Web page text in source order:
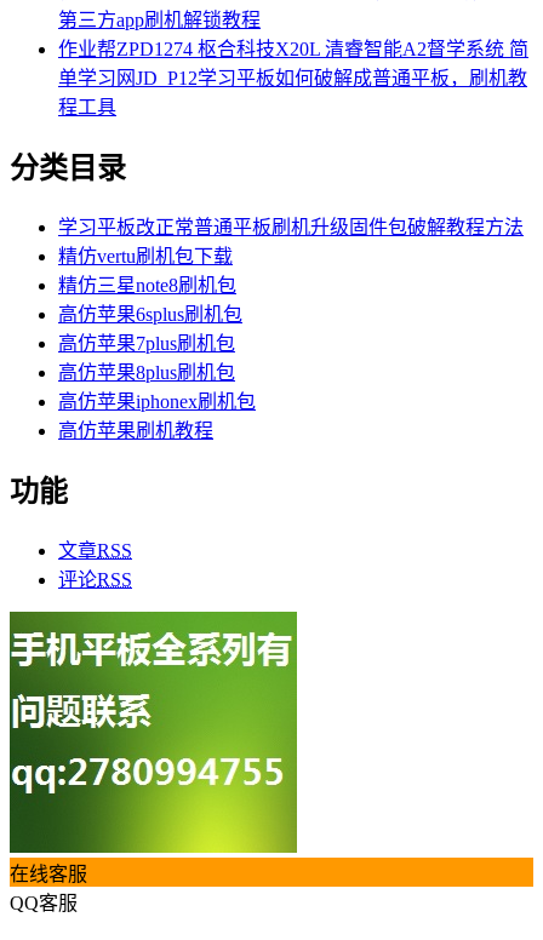
第三方app刷机解锁教程
作业帮ZPD1274 枢合科技X20L 清睿智能A2督学系统 简
单学习网JD_P12学习平板如何破解成普通平板，刷机教
程工具
分类目录
学习平板改正常普通平板刷机升级固件包破解教程方法
精仿vertu刷机包下载
精仿三星note8刷机包
高仿苹果6splus刷机包
高仿苹果7plus刷机包
高仿苹果8plus刷机包
高仿苹果iphonex刷机包
高仿苹果刷机教程
功能
文章RSS
评论RSS
在线客服
QQ客服